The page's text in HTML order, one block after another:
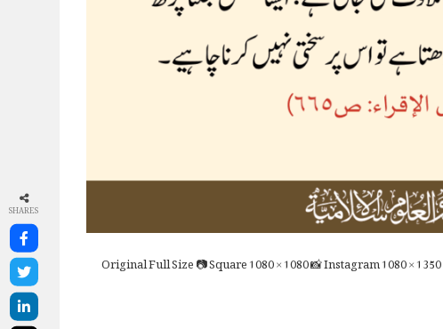
Full Size📷 Square1080 × 1080📸 Instagram1080 × 1350
SHARES